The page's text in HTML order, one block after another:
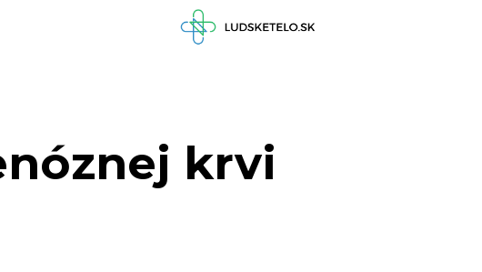
krvi